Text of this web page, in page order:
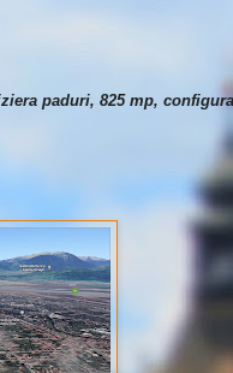
paduri, 825 mp,